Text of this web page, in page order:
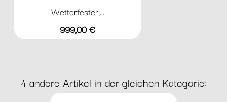
Wetterfester,...
Preis
999,00 €
4 andere Artikel in der gleichen Kategorie: